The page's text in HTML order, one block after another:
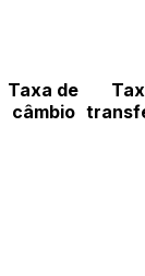
Taxa de
câmbio